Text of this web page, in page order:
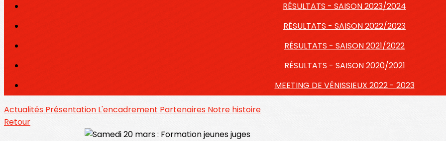
RÉSULTATS - SAISON 2023/2024
RÉSULTATS - SAISON 2022/2023
RÉSULTATS - SAISON 2021/2022
RÉSULTATS - SAISON 2020/2021
MEETING DE VÉNISSIEUX 2022 - 2023
Actualités Présentation L'encadrement Partenaires Notre histoire
Retour